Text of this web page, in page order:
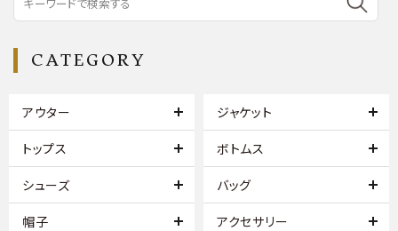
CATEGORY
アウター ジャケット
トップス ボトムス
シューズ バッグ
帽子 アクセサリー